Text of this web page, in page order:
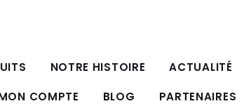
NOTRE HISTOIRE
ACTUALITÉ
COMPTE BLOG PARTENAIRES